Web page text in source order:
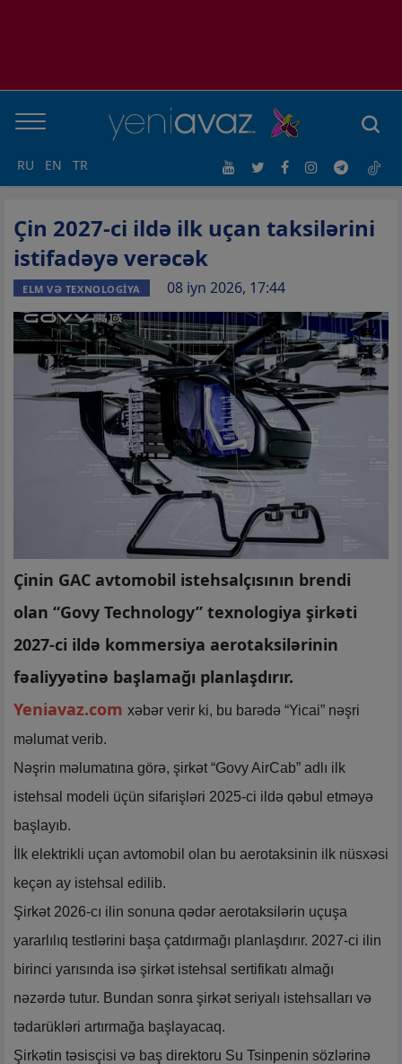
RU EN TR
Çin 2027-ci ildə ilk uçan taksilərini
istifadəyə verəcək
ELM VƏ TEXNOLOGİYA 08 iyn 2026, 17:44
Çinin GAC avtomobil istehsalçısının brendi
olan “Govy Technology” texnologiya şirkəti
2027-ci ildə kommersiya aerotaksilərinin
fəaliyyətinə başlamağı planlaşdırır.
Yeniavaz.com xəbər verir ki, bu barədə “Yicai” nəşri
məlumat verib.
Nəşrin məlumatına görə, şirkət “Govy AirCab” adlı ilk
istehsal modeli üçün sifarişləri 2025-ci ildə qəbul etməyə
başlayıb.
İlk elektrikli uçan avtomobil olan bu aerotaksinin ilk nüsxəsi
keçən ay istehsal edilib.
Şirkət 2026-cı ilin sonuna qədər aerotaksilərin uçuşa
yararlılıq testlərini başa çatdırmağı planlaşdırır. 2027-ci ilin
birinci yarısında isə şirkət istehsal sertifikatı almağı
nəzərdə tutur. Bundan sonra şirkət seriyalı istehsalları və
tədarükləri artırmağa başlayacaq.
Şirkətin təsisçisi və baş direktoru Su Tsinpenin sözlərinə